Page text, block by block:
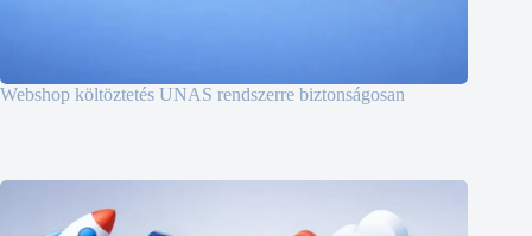
Webshop költöztetés UNAS rendszerre biztonságosan